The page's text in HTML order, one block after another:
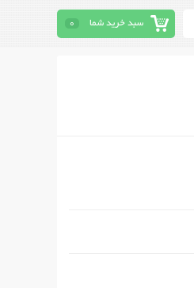
سبد خرید شما 0